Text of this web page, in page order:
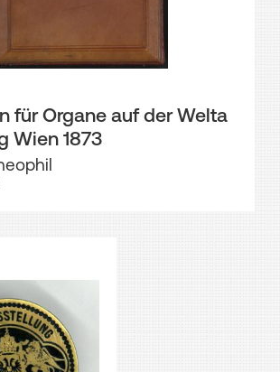
für Organe auf der Welta
Wien 1873